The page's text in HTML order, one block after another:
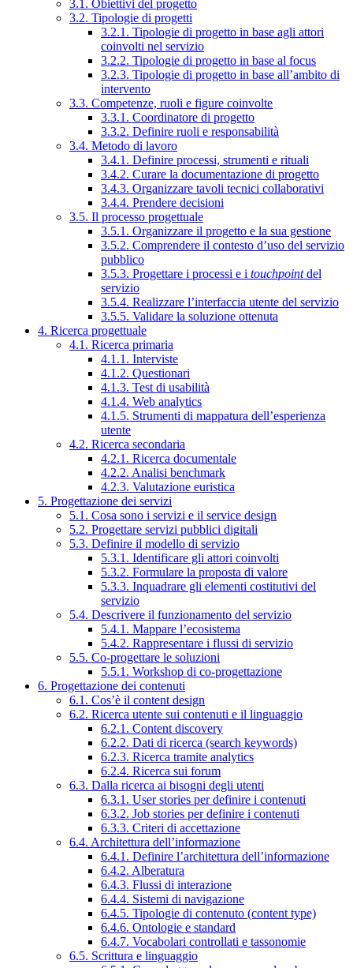
3.1. Obiettivi del progetto
3.2. Tipologie di progetti
3.2.1. Tipologie di progetto in base agli attori
coinvolti nel servizio
3.2.2. Tipologie di progetto in base al focus
3.2.3. Tipologie di progetto in base all’ambito di
intervento
3.3. Competenze, ruoli e figure coinvolte
3.3.1. Coordinatore di progetto
3.3.2. Definire ruoli e responsabilità
3.4. Metodo di lavoro
3.4.1. Definire processi, strumenti e rituali
3.4.2. Curare la documentazione di progetto
3.4.3. Organizzare tavoli tecnici collaborativi
3.4.4. Prendere decisioni
3.5. Il processo progettuale
3.5.1. Organizzare il progetto e la sua gestione
3.5.2. Comprendere il contesto d’uso del servizio
pubblico
3.5.3. Progettare i processi e i touchpointdel
servizio
3.5.4. Realizzare l’interfaccia utente del servizio
3.5.5. Validare la soluzione ottenuta
4. Ricerca progettuale
4.1. Ricerca primaria
4.1.1. Interviste
4.1.2. Questionari
4.1.3. Test di usabilità
4.1.4. Web analytics
4.1.5. Strumenti di mappatura dell’esperienza
utente
4.2. Ricerca secondaria
4.2.1. Ricerca documentale
4.2.2. Analisi benchmark
4.2.3. Valutazione euristica
5. Progettazione dei servizi
5.1. Cosa sono i servizi e il service design
5.2. Progettare servizi pubblici digitali
5.3. Definire il modello di servizio
5.3.1. Identificare gli attori coinvolti
5.3.2. Formulare la proposta di valore
5.3.3. Inquadrare gli elementi costitutivi del
servizio
5.4. Descrivere il funzionamento del servizio
5.4.1. Mappare l’ecosistema
5.4.2. Rappresentare i flussi di servizio
5.5. Co-progettare le soluzioni
5.5.1. Workshop di co-progettazione
6. Progettazione dei contenuti
6.1. Cos’è il content design
6.2. Ricerca utente sui contenuti e il linguaggio
6.2.1. Content discovery
6.2.2. Dati di ricerca (search keywords)
6.2.3. Ricerca tramite analytics
6.2.4. Ricerca sui forum
6.3. Dalla ricerca ai bisogni degli utenti
6.3.1. User stories per definire i contenuti
6.3.2. Job stories per definire i contenuti
6.3.3. Criteri di accettazione
6.4. Architettura dell’informazione
6.4.1. Definire l’architettura dell’informazione
6.4.2. Alberatura
6.4.3. Flussi di interazione
6.4.4. Sistemi di navigazione
6.4.5. Tipologie di contenuto (content type)
6.4.6. Ontologie e standard
6.4.7. Vocabolari controllati e tassonomie
6.5. Scrittura e linguaggio